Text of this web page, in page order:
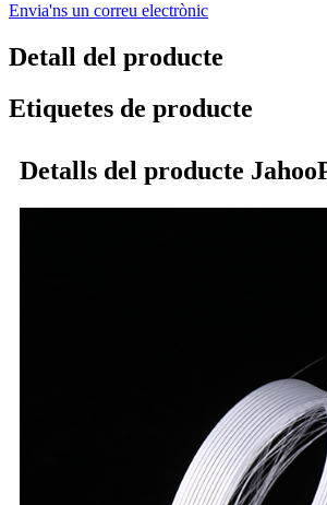
Envia'ns un correu electrònic
Detall del producte
Etiquetes de producte
Detalls del producte